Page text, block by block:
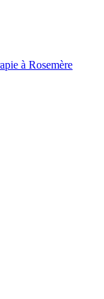
à Rosemère